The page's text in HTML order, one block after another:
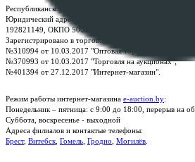
Республиканское унитарное предприятие по
Юридический адрес: г. Минск, пр-т. Дзержинского, 1Б,
192821149, ОКПО 500111895000
Зарегистрировано в торговом реестре Республики
№310994 от 10.03.2017 "Оптовая торговля без
№370993 от 10.03.2017 "Торговля на аукционах";
№401394 от 27.12.2017 "Интернет-магазин".
Режим работы интернет-магазина e-auction.by:
Понедельник – пятница: с 9:00 до 18:00, перерыв на
Суббота, воскресенье - выходной
Адреса филиалов и контактые телефоны:
Брест, Витебск Гомель Гродно Могилёв